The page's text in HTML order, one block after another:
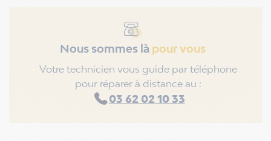
Nous sommes là pour vous
Votre technicien vous guide par téléphone
pour réparer à distance au :
03 62 02 10 33